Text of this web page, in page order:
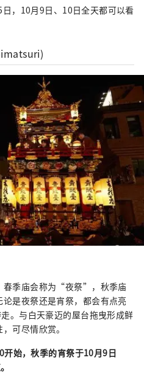
，10月9日、10日全天都可以看
春季庙会称为“夜祭”，秋季庙
是夜祭还是宵祭，都会有点亮
。与白天豪迈的屋台拖曳形成鲜
可尽情欣赏。
始，秋季的宵祭于10月9日